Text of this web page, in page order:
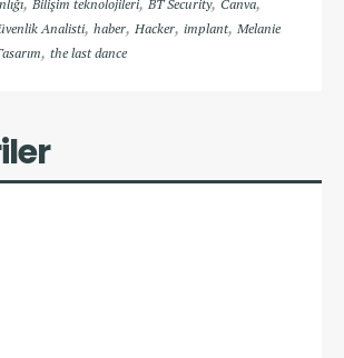
Bilişim teknolojileri BT Security Canva
Analisti, haber, Hacker, implant, Melanie
, the last dance